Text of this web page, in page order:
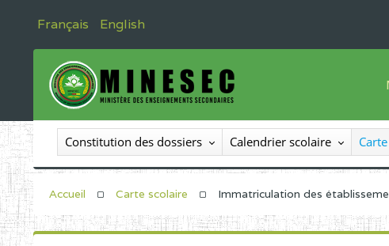
Français English
Constitution des dossiers Calendrier scolaire
Accueil Carte scolaire Immatriculation des